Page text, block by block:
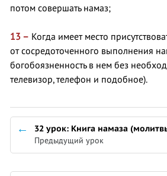
потом совершать намаз;
13 – Когда имеет место
от сосредоточенного выполнения
богобоязненность в нем без
телевизор, телефон и подобное).
32 урок: Книга намаза
Предыдущий урок